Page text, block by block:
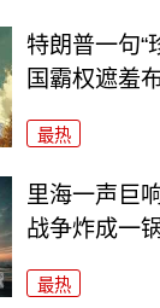
特朗普一句“
国霸权遮羞
最热
里海一声巨
战争炸成一锅
最热